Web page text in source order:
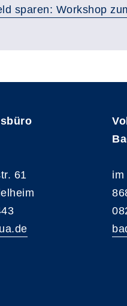
sparen: Workshop
61
im